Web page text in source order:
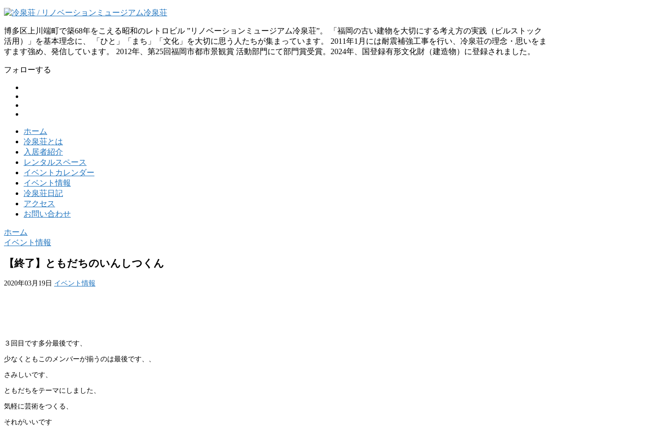
博多区上川端町で築68年をこえる昭和のレトロビル ”リノベーションミュージアム冷泉荘”。 「福岡の古い建物を大切にする考え方の実践（ビルストック
活用）」を基本理念に、 「ひと」「まち」「文化」を大切に思う人たちが集まっています。 2011年1月には耐震補強工事を行い、冷泉荘の理念・思いをま
すます強め、発信しています。 2012年、第25回福岡市都市景観賞 活動部門にて部門賞受賞。2024年、国登録有形文化財（建造物）に登録されました。
フォローする
ホーム
冷泉荘とは
入居者紹介
レンタルスペース
イベントカレンダー
イベント情報
冷泉荘日記
アクセス
お問い合わせ
ホーム
イベント情報
【終了】ともだちのいんしつくん
2020年03月19日 イベント情報
３回目です多分最後です、
少なくともこのメンバーが揃うのは最後です、、
さみしいです、
ともだちをテーマにしました、
気軽に芸術をつくる、
それがいいです